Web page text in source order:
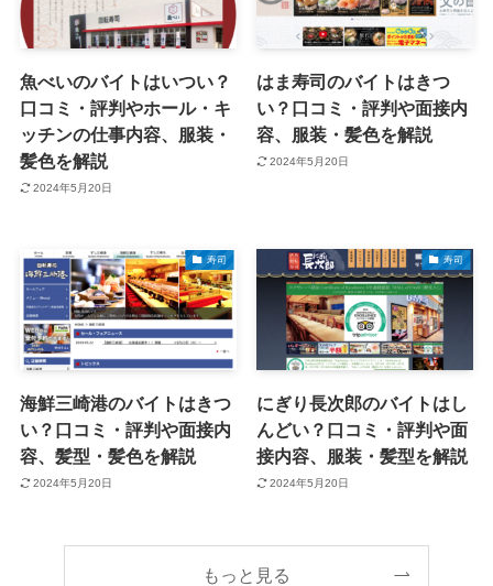
魚べいのバイトはいつい？
口コミ・評判やホール・キ
ッチンの仕事内容、服装・
髪色を解説
2024年5月20日
はま寿司のバイトはきつ
い？口コミ・評判や面接内
容、服装・髪色を解説
2024年5月20日
寿司
海鮮三崎港のバイトはきつ
い？口コミ・評判や面接内
容、髪型・髪色を解説
2024年5月20日
寿司
にぎり長次郎のバイトはし
んどい？口コミ・評判や面
接内容、服装・髪型を解説
2024年5月20日
もっと見る